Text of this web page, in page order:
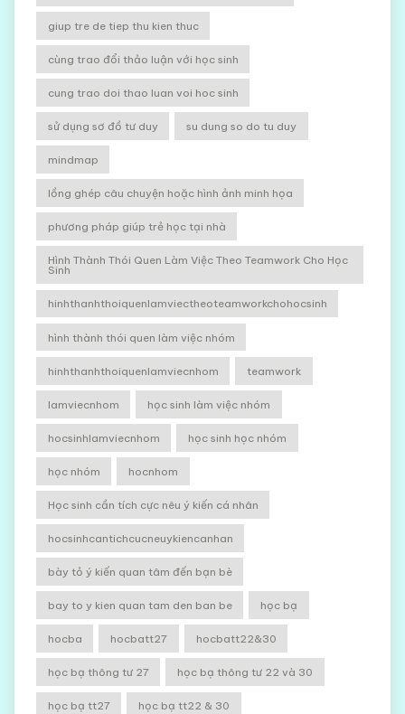
giup tre de tiep thu kien thuc
cùng trao đổi thảo luận với học sinh
cung trao doi thao luan voi hoc sinh
sử dụng sơ đồ tư duy su dung so do tu duy
mindmap
lồng ghép câu chuyện hoặc hình ảnh minh họa
phương pháp giúp trẻ học tại nhà
Hình Thành Thói Quen Làm Việc Theo Teamwork Cho Học
Sinh
hinhthanhthoiquenlamviectheoteamworkchohocsinh
hình thành thói quen làm việc nhóm
hinhthanhthoiquenlamviecnhom teamwork
lamviecnhom học sinh làm việc nhóm
hocsinhlamviecnhom học sinh học nhóm
học nhóm hocnhom
Học sinh cần tích cực nêu ý kiến cá nhân
hocsinhcantichcucneuykiencanhan
bày tỏ ý kiến quan tâm đến bạn bè
bay to y kien quan tam den ban be học bạ
hocba hocbatt27 hocbatt22&30
học bạ thông tư 27 học bạ thông tư 22 và 30
học bạ tt27 học bạ tt22 & 30